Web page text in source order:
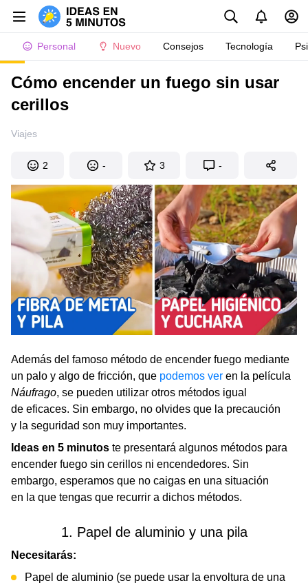
Personal Nuevo Consejos Tecnología
Cómo encender un fuego sin usar
cerillos
Viajes
2 - 3 -
Además del famoso método de encender fuego mediante
un palo y algo de fricción, que podemos ver en la película
Náufrago, se pueden utilizar otros métodos igual
de eficaces. Sin embargo, no olvides que la precaución
y la seguridad son muy importantes.
Ideas en 5 minutos te presentará algunos métodos para
encender fuego sin cerillos ni encendedores. Sin
embargo, esperamos que no caigas en una situación
en la que tengas que recurrir a dichos métodos.
1. Papel de aluminio y una pila
Necesitarás:
Papel de aluminio (se puede usar la envoltura de una